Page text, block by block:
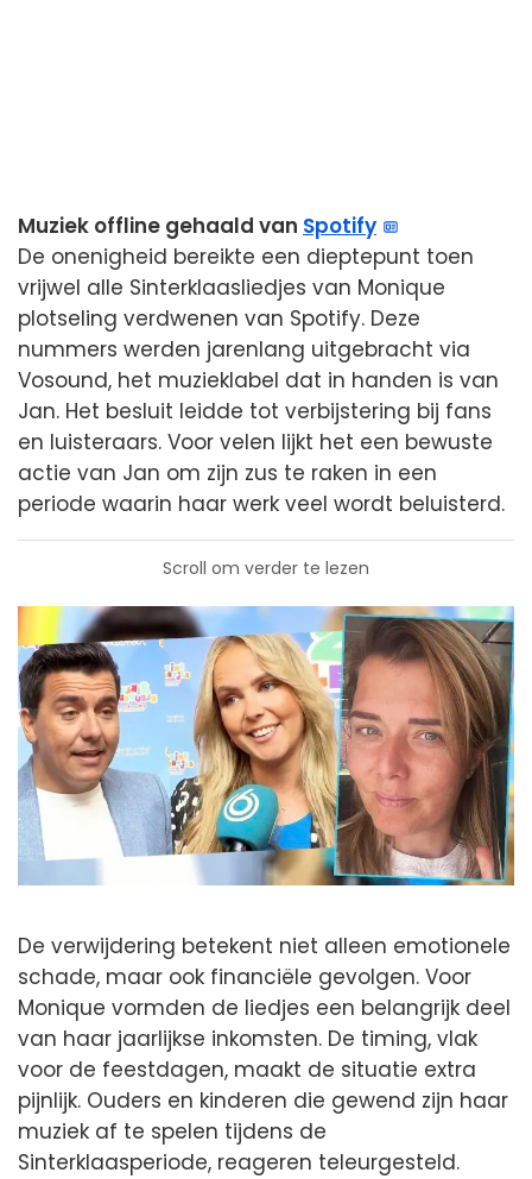
Muziek offline gehaald van Spotify
De onenigheid bereikte een dieptepunt toen
vrijwel alle Sinterklaasliedjes van Monique
plotseling verdwenen van Spotify. Deze
nummers werden jarenlang uitgebracht via
Vosound, het muzieklabel dat in handen is van
Jan. Het besluit leidde tot verbijstering bij fans
en luisteraars. Voor velen lijkt het een bewuste
actie van Jan om zijn zus te raken in een
periode waarin haar werk veel wordt beluisterd.
Scroll om verder te lezen
De verwijdering betekent niet alleen emotionele
schade, maar ook financiële gevolgen. Voor
Monique vormden de liedjes een belangrijk deel
van haar jaarlijkse inkomsten. De timing, vlak
voor de feestdagen, maakt de situatie extra
pijnlijk. Ouders en kinderen die gewend zijn haar
muziek af te spelen tijdens de
Sinterklaasperiode, reageren teleurgesteld.